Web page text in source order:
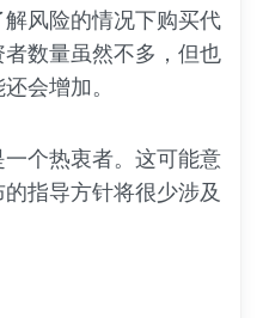
风险的情况下购买代
数量虽然不多，但也
会增加。
个热衷者。这可能意
指导方针将很少涉及